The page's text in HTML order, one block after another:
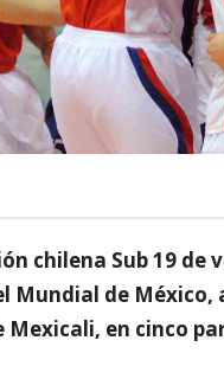
chilena Sub 19
Mundial de México,
Mexicali, en cinco